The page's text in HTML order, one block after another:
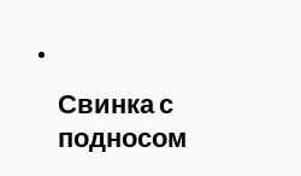
Свинка с
подносом